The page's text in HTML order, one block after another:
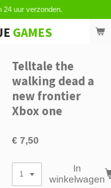
GAMES
24 uur verzonden.
Telltale the
walking dead a
new frontier
Xbox one
€ 7,50
In
winkelwagen